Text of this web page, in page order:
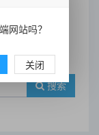
搜索
网站吗？
关闭